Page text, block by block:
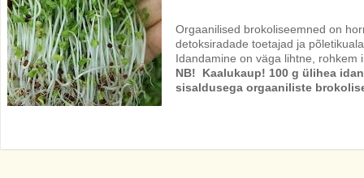
Orgaanilised brokoliseemned on
detoksiradade toetajad ja
Idandamine on väga lihtne, rohkem
NB! Kaalukaup! 100 g ülihea
sisaldusega orgaaniliste